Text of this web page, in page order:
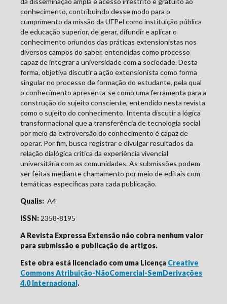
conhecimento, contribuindo desse modo para o
cumprimento da missão da UFPel como instituição pública
de educação superior, de gerar, difundir e aplicar o
conhecimento oriundos das práticas extensionistas nos
diversos campos do saber, entendidas como processo
capaz de integrar a universidade com a sociedade. Desta
forma, objetiva discutir a ação extensionista como forma
singular no processo de formação do estudante, pela qual
o conhecimento apresenta-se como uma ferramenta para a
construção do sujeito consciente, entendido nesta revista
como o sujeito do conhecimento. Intenta discutir a lógica
transformacional que a transferência de tecnologia social
por meio da extroversão do conhecimento é capaz de
operar. Por fim, busca registrar e divulgar resultados da
relação dialógica crítica da experiência vivencial
universitária com as comunidades. As submissões podem
ser feitas mediante chamamento por meio de editais com
temáticas específicas para cada publicação.
Qualis: A4
ISSN: 2358-8195
A Revista Expressa Extensão não cobra nenhum valor
para submissão e publicação de artigos.
Este obra está licenciado com uma Licença Creative
Commons Atribuição-NãoComercial-SemDerivações
4.0 Internacional.